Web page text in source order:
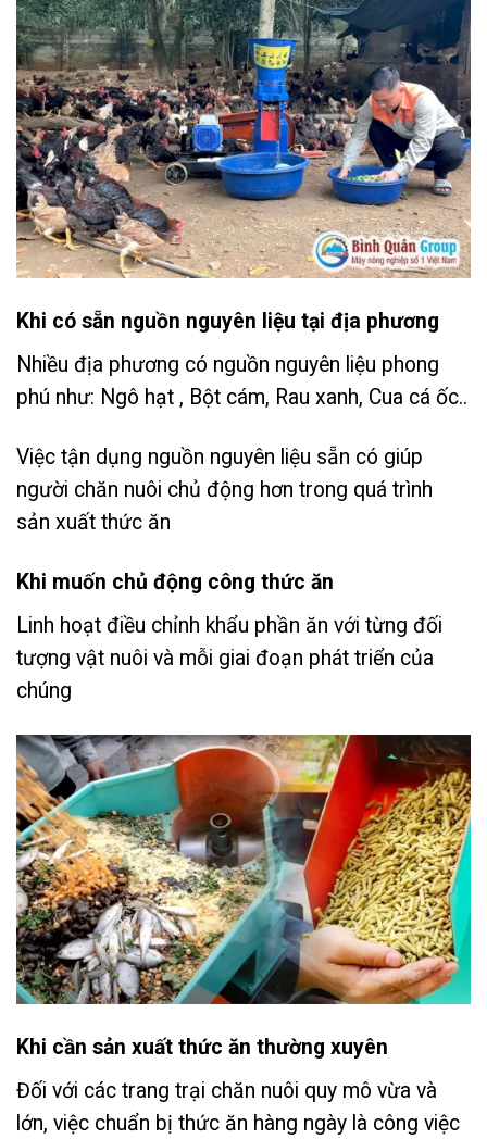
Khi có sẵn nguồn nguyên liệu tại địa phương
Nhiều địa phương có nguồn nguyên liệu phong
phú như: Ngô hạt , Bột cám, Rau xanh, Cua cá ốc..
Việc tận dụng nguồn nguyên liệu sẵn có giúp
người chăn nuôi chủ động hơn trong quá trình
sản xuất thức ăn
Khi muốn chủ động công thức ăn
Linh hoạt điều chỉnh khẩu phần ăn với từng đối
tượng vật nuôi và mỗi giai đoạn phát triển của
chúng
Khi cần sản xuất thức ăn thường xuyên
Đối với các trang trại chăn nuôi quy mô vừa và
lớn, việc chuẩn bị thức ăn hàng ngày là công việc